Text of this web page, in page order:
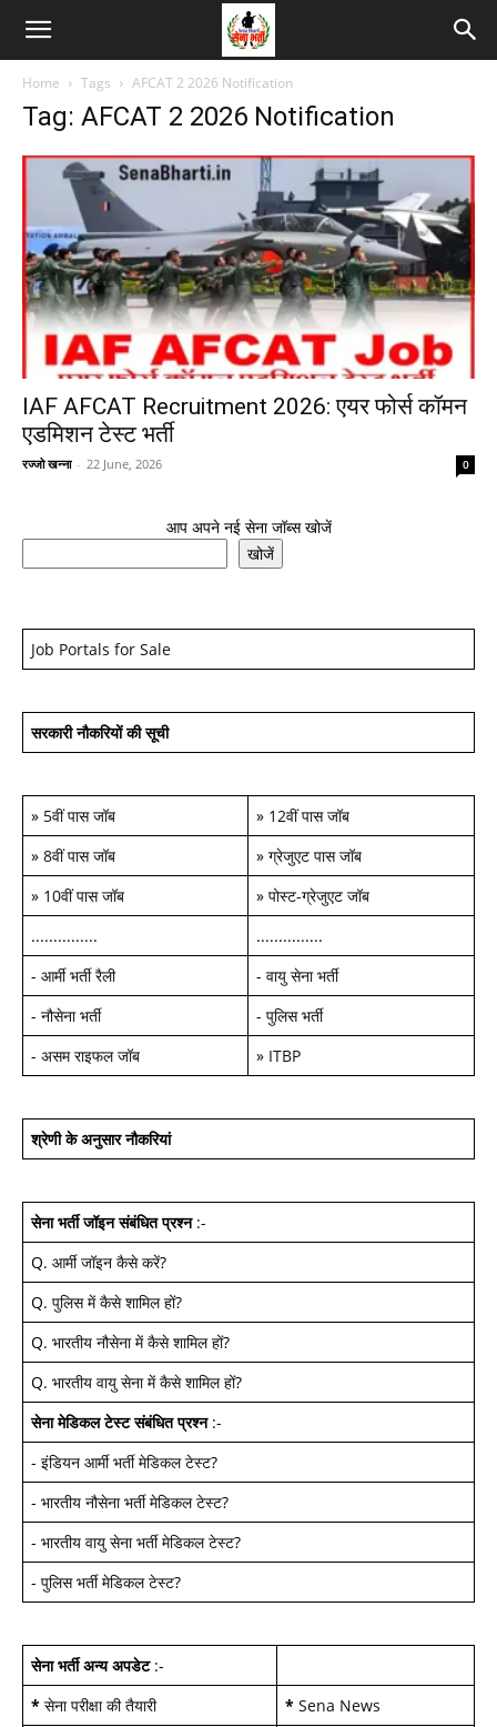
Home Tags AFCAT 2 2026 Notification
Tag: AFCAT 2 2026 Notification
IAF AFCAT Recruitment 2026: एयर फोर्स कॉमन
एडमिशन टेस्ट भर्ती
रज्जो खन्ना - 22 June, 2026 0
आप अपने नई सेना जॉब्स खोजें
खोजें
Job Portals for Sale
सरकारी नौकरियों की सूची
» 5वीं पास जॉब » 12वीं पास जॉब
» 8वीं पास जॉब » ग्रेजुएट पास जॉब
» 10वीं पास जॉब » पोस्ट-ग्रेजुएट जॉब
...............
...............
- आर्मी भर्ती रैली - वायु सेना भर्ती
- नौसेना भर्ती - पुलिस भर्ती
- असम राइफल जॉब » ITBP
श्रेणी के अनुसार नौकरियां
सेना भर्ती जॉइन संबंधित प्रश्न:-
Q. आर्मी जॉइन कैसे करें?
Q. पुलिस में कैसे शामिल हों?
Q. भारतीय नौसेना में कैसे शामिल हों?
Q. भारतीय वायु सेना में कैसे शामिल हों?
सेना मेडिकल टेस्ट संबंधित प्रश्न:-
- इंडियन आर्मी भर्ती मेडिकल टेस्ट?
- भारतीय नौसेना भर्ती मेडिकल टेस्ट?
- भारतीय वायु सेना भर्ती मेडिकल टेस्ट?
- पुलिस भर्ती मेडिकल टेस्ट?
सेना भर्ती अन्य अपडेट:-
* सेना परीक्षा की तैयारी * Sena News